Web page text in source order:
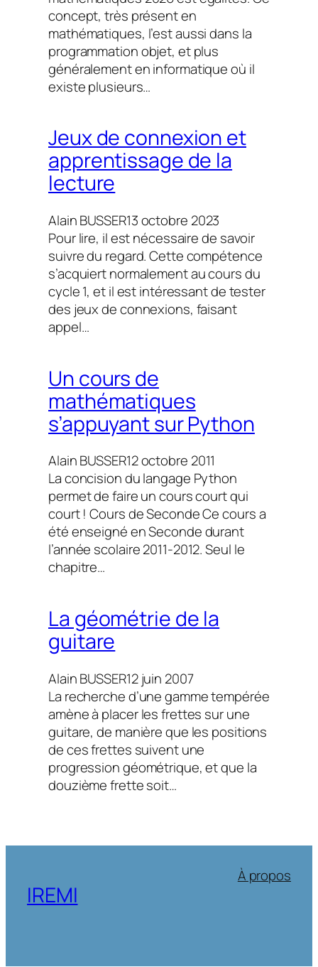
concept, très présent en
mathématiques, l’est aussi dans la
programmation objet, et plus
généralement en informatique où il
existe plusieurs…
Jeux de connexion et
apprentissage de la
lecture
Alain BUSSER13 octobre 2023
Pour lire, il est nécessaire de savoir
suivre du regard. Cette compétence
s’acquiert normalement au cours du
cycle 1, et il est intéressant de tester
des jeux de connexions, faisant
appel…
Un cours de
mathématiques
s’appuyant sur Python
Alain BUSSER12 octobre 2011
La concision du langage Python
permet de faire un cours court qui
court ! Cours de Seconde Ce cours a
été enseigné en Seconde durant
l’année scolaire 2011-2012. Seul le
chapitre…
La géométrie de la
guitare
Alain BUSSER12 juin 2007
La recherche d’une gamme tempérée
amène à placer les frettes sur une
guitare, de manière que les positions
de ces frettes suivent une
progression géométrique, et que la
douzième frette soit…
IREMI
À propos